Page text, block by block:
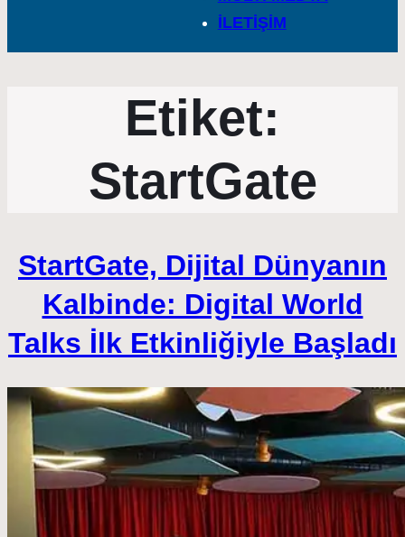
İLETİŞİM
Etiket:
StartGate
StartGate, Dijital Dünyanın
Kalbinde: Digital World
Talks İlk Etkinliğiyle Başladı